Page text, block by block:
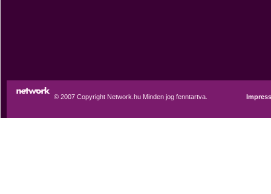
© 2007 Copyright Network.hu Minden jog fenntartva.